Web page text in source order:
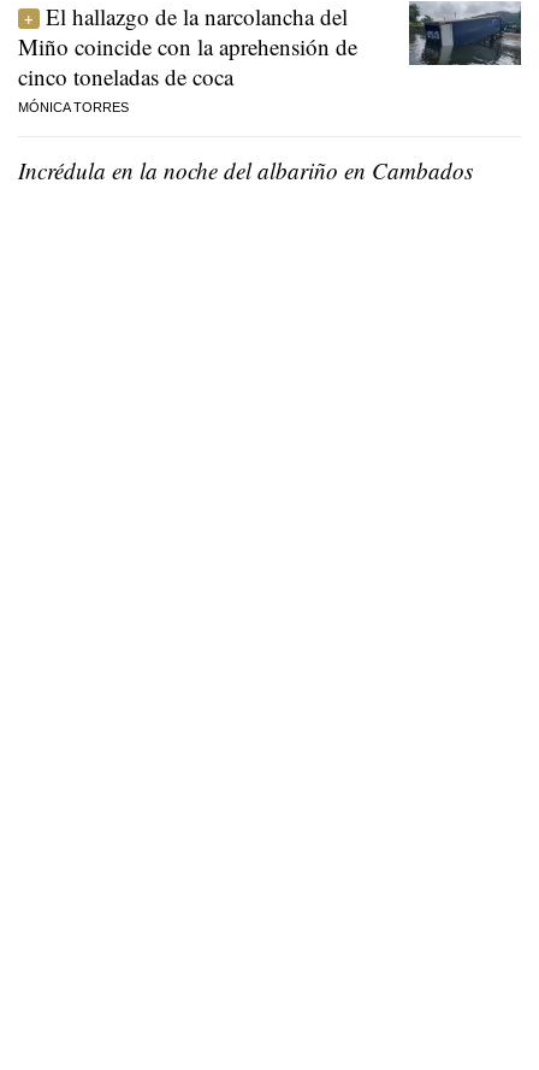
El hallazgo de la narcolancha del
Miño coincide con la aprehensión de
cinco toneladas de coca
MÓNICA TORRES
Incrédula en la noche del albariño en Cambados